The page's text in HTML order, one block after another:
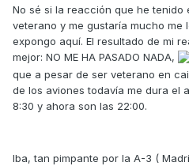
No sé si la reacción que he tenido
veterano y me gustaría mucho me
expongo aquí. El resultado de mi
mejor: NO ME HA PASADO NADA,
que a pesar de ser veterano en
de los aviones todavía me dura el
8:30 y ahora son las 22:00.
Iba, tan pimpante por la A-3 (